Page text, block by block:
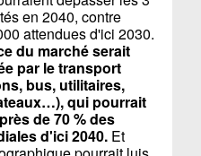
en 2040, contre
attendues d'ici 2030.
du marché serait
par le transport
bus, utilitaires,
qui pourrait
de 70 % des
d'ici 2040. Et